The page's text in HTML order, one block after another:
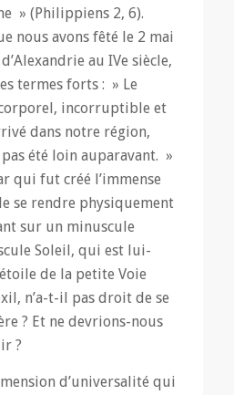
» (Philippiens 2, 6).
nous avons fêté le 2 mai
au IVe siècle,
termes forts : » Le
incorruptible et
dans notre région,
pas été loin auparavant. »
qui fut créé l’immense
se rendre physiquement
sur un minuscule
Soleil, qui est lui-
de la petite Voie
n’a-t-il pas droit de se
? Et ne devrions-nous
?
d’universalité qui